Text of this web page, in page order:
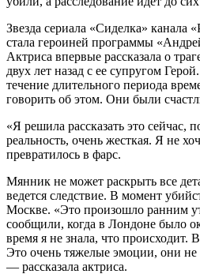
Звезда сериала «Сиделка» канала
стала героиней программы
Актриса впервые рассказала о
двух лет назад с ее супругом
течение длительного периода
говорить об этом. Они были
«Я решила рассказать это сейчас,
реальность, очень жесткая. Я не
превратилось в фарс.
Мянник не может раскрыть все
ведется следствие. В момент
Москве. «Это произошло ранним
сообщили, когда в Лондоне было
время я не знала, что происходит.
Это очень тяжелые эмоции, они
— рассказала актриса.